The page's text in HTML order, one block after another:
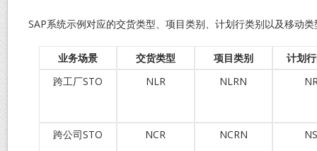
SAP系统示例对应的交货类型、项目类别、计划行类别以及移动
业务场景 交货类型 项目类别
计划
跨工厂STO
NLR NLRN
跨公司STO NCR NCRN NS